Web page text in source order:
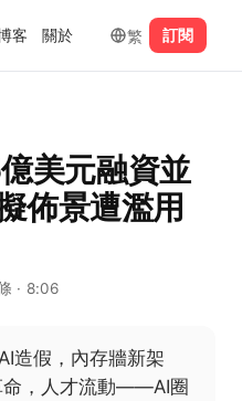
客 關於 繁 訂閱
美元融資並
佈景遭濫用
· 8:06
造假，內存牆新架
命，人才流動——AI圈